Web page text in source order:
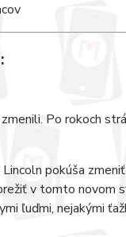
Po rokoch
pokúša
v tomto novom
ľuďmi, nejakými